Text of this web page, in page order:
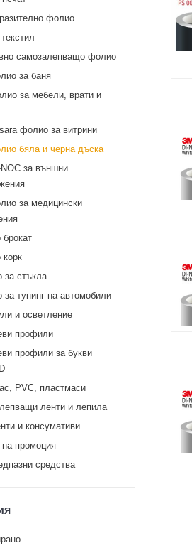
фолио
самозалепващо фолио
за баня
за мебели, врати и
фолио за витрини
бяла и черна дъска
за външни
за медицински
за стъкла
тунинг на автомобили
и осветление
профили
профили за букви
PVC, пластмаси
ленти и лепила
и консумативи
на промоция
средства